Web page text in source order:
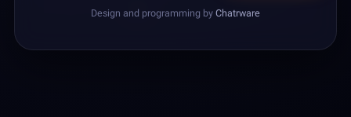
Design and programming byChatrware